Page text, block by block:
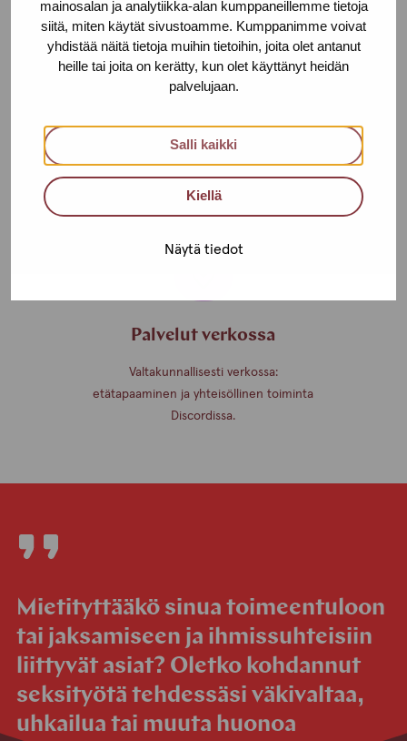
mainosalan ja analytiikka-alan kumppaneillemme tietoja
siitä, miten käytät sivustoamme. Kumppanimme voivat
yhdistää näitä tietoja muihin tietoihin, joita olet antanut
heille tai joita on kerätty, kun olet käyttänyt heidän
palvelujaan.
Salli kaikki
Kiellä
Näytä tiedot
Tuki- ja terveyspalveluita siellä, missä
seksi- ja erotiikkapalveluita tarjoavat
Palvelut verkossa
Valtakunnallisesti verkossa:
etätapaaminen ja yhteisöllinen toiminta
Discordissa.
Mietityttääkö sinua toimeentuloon
tai jaksamiseen ja ihmissuhteisiin
liittyvät asiat? Oletko kohdannut
seksityötä tehdessäsi väkivaltaa,
uhkailua tai muuta huonoa